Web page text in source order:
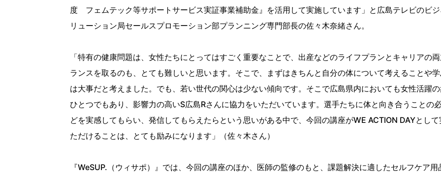
度 フェムテック等サポートサービス実証事業補助金』を活用して実施しています」と広島テレビのビ
リューション局セールスプロモーション部プランニング専門部長の佐々木奈緒さん。
「特有の健康問題は、女性たちにとってはすごく重要なことで、出産などのライフプランとキャリアの
ランスを取るのも、とても難しいと思います。そこで、まずはきちんと自分の体について考えることや
は大事だと考えました。でも、若い世代の関心は少ない傾向です。そこで広島県内においても女性活躍
ひとつでもあり、影響力の高いS広島Rさんに協力をいただいています。選手たちに体と向き合うことの
どを実感してもらい、発信してもらえたらという思いがある中で、今回の講座がWE ACTION DAYとし
ただけることは、とても励みになります」（佐々木さん）
『WeSUP.（ウィサポ）』では、今回の講座のほか、医師の監修のもと、課題解決に適したセルフケア用